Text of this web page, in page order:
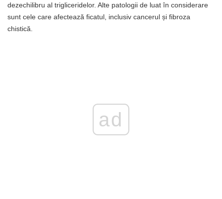
dezechilibru al trigliceridelor. Alte patologii de luat în considerare
sunt cele care afectează ficatul, inclusiv cancerul și fibroza
chistică.
ad